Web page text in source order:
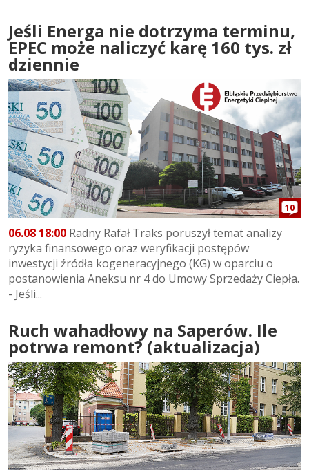
Jeśli Energa nie dotrzyma terminu,
EPEC może naliczyć karę 160 tys. zł
dziennie
10
06.08 18:00 Radny Rafał Traks poruszył temat analizy
ryzyka finansowego oraz weryfikacji postępów
inwestycji źródła kogeneracyjnego (KG) w oparciu o
postanowienia Aneksu nr 4 do Umowy Sprzedaży Ciepła.
- Jeśli...
Ruch wahadłowy na Saperów. Ile
potrwa remont? (aktualizacja)